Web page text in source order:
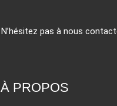
N’hésitez pas à nous
À PROPOS